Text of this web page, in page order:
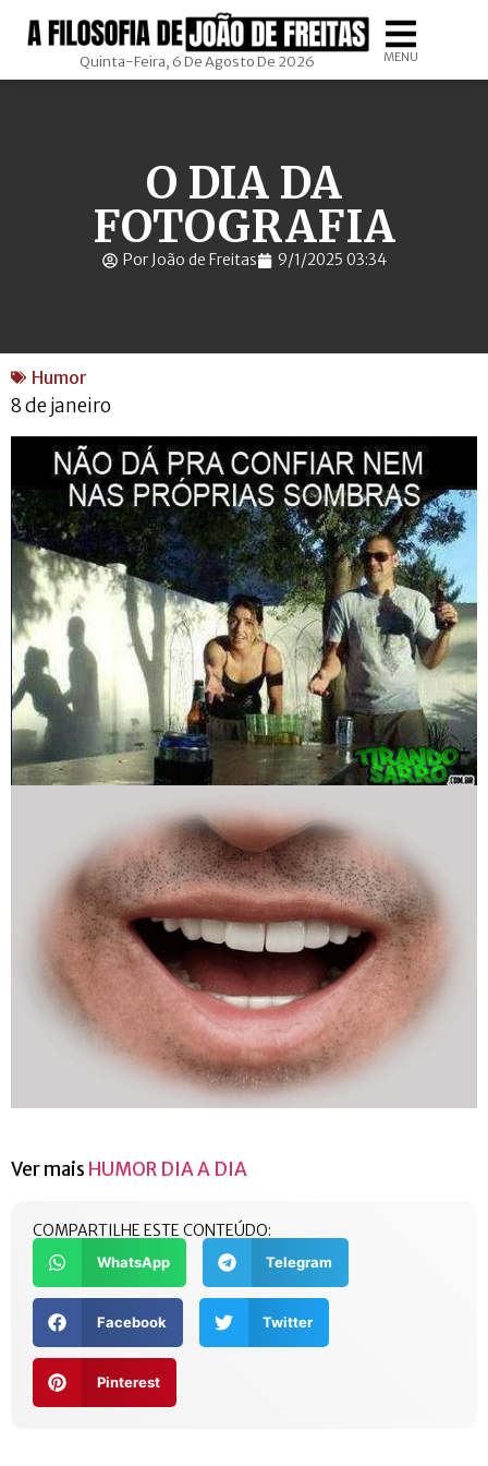
Quinta-Feira, 6 De Agosto De 2026 MENU
O DIA DA
FOTOGRAFIA
Por João de Freitas 9/1/2025 03:34
Humor
8 de janeiro
Ver mais HUMOR DIA A DIA
COMPARTILHE ESTE CONTEÚDO:
WhatsApp Telegram
Facebook Twitter
Pinterest